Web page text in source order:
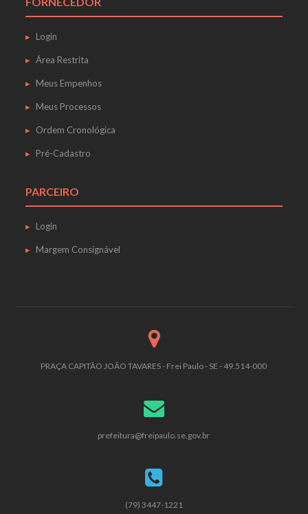
Login
Área Restrita
Meus Empenhos
Meus Processos
Ordem Cronológica
Pré-Cadastro
PARCEIRO
Login
Margem Consignável
PRAÇA CAPITÃO JOÃO TAVARES - Frei Paulo - SE - 49.514-000
prefeitura@freipaulo.se.gov.br
(79) 3447-1221